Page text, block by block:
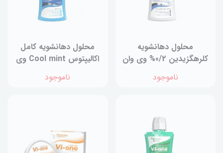
محلول دهانشویه
کلرهگزیدین 0/2% وی وان
ناموجود
محلول دهانشویه کامل
اکالیپتوس Cool mint وی
وان حجم 330 میلی لیتر
ناموجود